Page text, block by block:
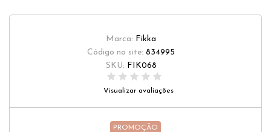
Marca: Fikka
Código no site: 834995
SKU: FIK068
Visualizar avaliações
PROMOÇÃO